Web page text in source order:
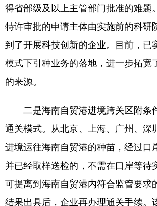
得省部级及以上主管部门批准的难题
特许审批的申请主体由实施前的科研
到了开展科技创新的企业。目前，已
模式下引种业务的落地，进一步拓宽
的来源。
二是海南自贸港进境跨关区附条
通关模式。从北京、上海、广州、深
进境运往海南自贸港的种苗，经过口
并已经取样送检的，不需在口岸等待
可提离到海南自贸港内符合监管要求
结果出具后，企业再办理通关手续。